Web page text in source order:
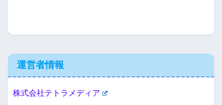
運営者情報
株式会社テトラメディア